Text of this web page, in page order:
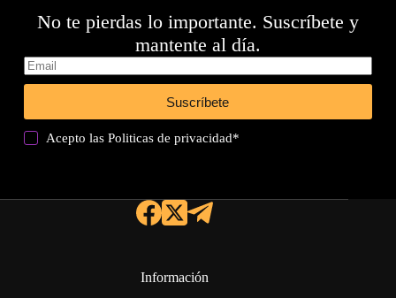
No te pierdas lo importante. Suscríbete y
mantente al día.
Suscríbete
Acepto lasPoliticas de privacidad*
Información